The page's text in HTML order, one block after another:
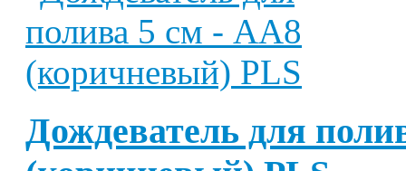
Дождеватель для